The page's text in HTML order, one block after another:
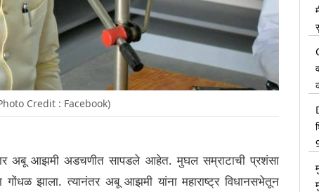
Credit : Facebook)
अबू आझमी अडचणीत सापडले आहेत. मुघल सम्राटाची प्रशंसा
गोंधळ झाला. त्यानंतर अबू आझमी यांना महाराष्ट्र विधानसभेतून